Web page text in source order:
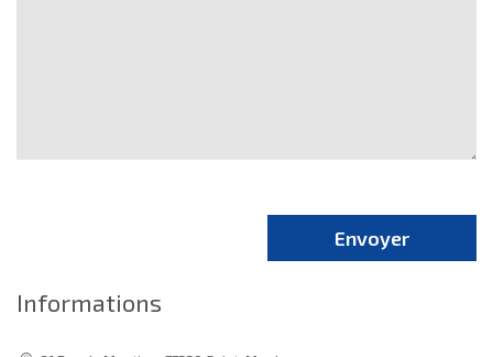
Envoyer
Informations